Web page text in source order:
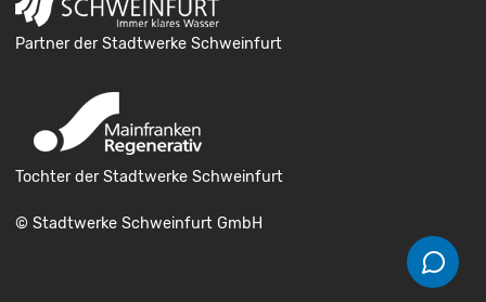
Partner der Stadtwerke Schweinfurt
Tochter der Stadtwerke Schweinfurt
© Stadtwerke Schweinfurt GmbH